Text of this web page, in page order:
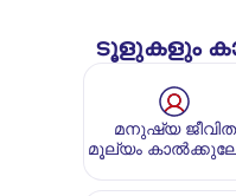
ടൂളുകളും
മനുഷ്യ ജീവിത
മൂല്യം